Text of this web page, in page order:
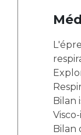
Bilan
Bilan